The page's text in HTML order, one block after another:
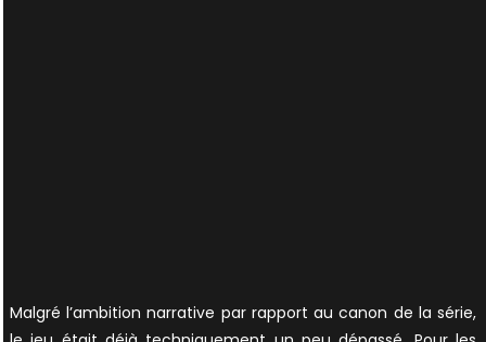
Malgré l’ambition narrative par rapport au canon de la série,